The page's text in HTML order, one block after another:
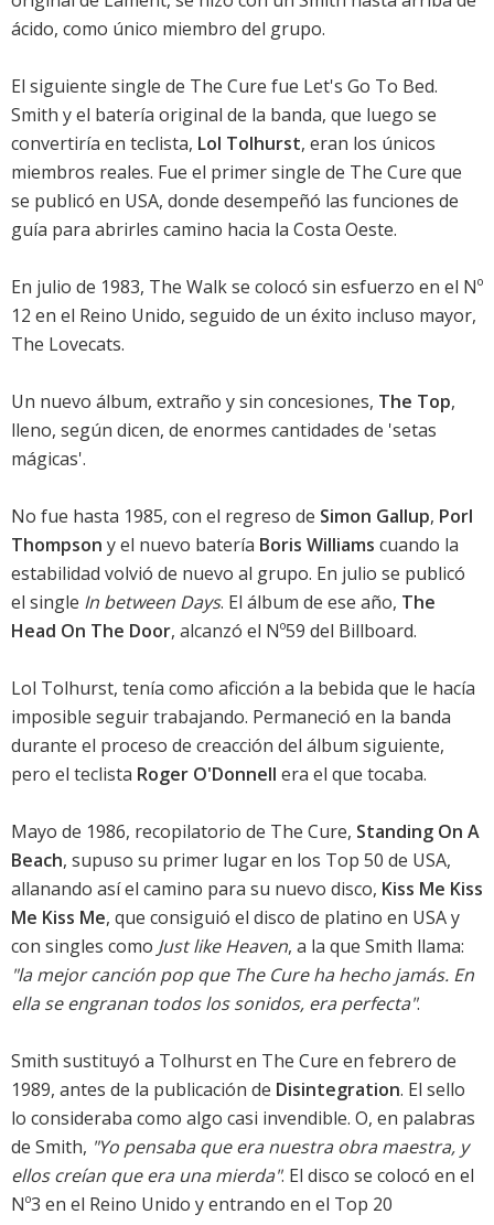
ácido, como único miembro del grupo.
El siguiente single de The Cure fue Let's Go To Bed.
Smith y el batería original de la banda, que luego se
convertiría en teclista, Lol Tolhurst, eran los únicos
miembros reales. Fue el primer single de The Cure que
se publicó en USA, donde desempeñó las funciones de
guía para abrirles camino hacia la Costa Oeste.
En julio de 1983, The Walk se colocó sin esfuerzo en el Nº
12 en el Reino Unido, seguido de un éxito incluso mayor,
The Lovecats.
Un nuevo álbum, extraño y sin concesiones, The Top,
lleno, según dicen, de enormes cantidades de 'setas
mágicas'.
No fue hasta 1985, con el regreso de Simon Gallup, Porl
Thompson y el nuevo batería Boris Williams cuando la
estabilidad volvió de nuevo al grupo. En julio se publicó
el single In between Days. El álbum de ese año, The
Head On The Door, alcanzó el Nº59 del Billboard.
Lol Tolhurst, tenía como aficción a la bebida que le hacía
imposible seguir trabajando. Permaneció en la banda
durante el proceso de creacción del álbum siguiente,
pero el teclista Roger O'Donnell era el que tocaba.
Mayo de 1986, recopilatorio de The Cure, Standing On A
Beach, supuso su primer lugar en los Top 50 de USA,
allanando así el camino para su nuevo disco, Kiss Me Kiss
Me Kiss Me, que consiguió el disco de platino en USA y
con singles como Just like Heaven, a la que Smith llama:
"la mejor canción pop que The Cure ha hecho jamás. En
ella se engranan todos los sonidos, era perfecta".
Smith sustituyó a Tolhurst en The Cure en febrero de
1989, antes de la publicación de Disintegration. El sello
lo consideraba como algo casi invendible. O, en palabras
de Smith, "Yo pensaba que era nuestra obra maestra, y
ellos creían que era una mierda". El disco se colocó en el
Nº3 en el Reino Unido y entrando en el Top 20